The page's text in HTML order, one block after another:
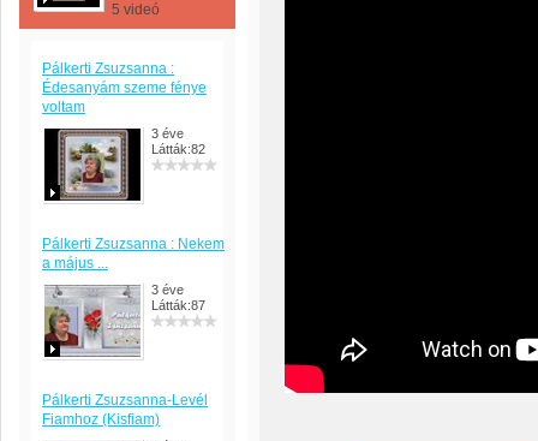
5 videó
Pálkerti Zsuzsanna :
Édesanyám szeme fénye
voltam
3 éve
Látták:82
Pálkerti Zsuzsanna : Nekem
a május ...
3 éve
Látták:87
Pálkerti Zsuzsanna-Levél
Fiamhoz (Kisfiam)